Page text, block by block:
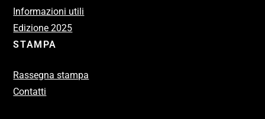
Informazioni utili
Edizione 2025
STAMPA
Rassegna stampa
Contatti